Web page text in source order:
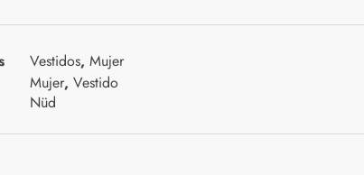
Vestidos, Mujer
Mujer, Vestido
Nüd